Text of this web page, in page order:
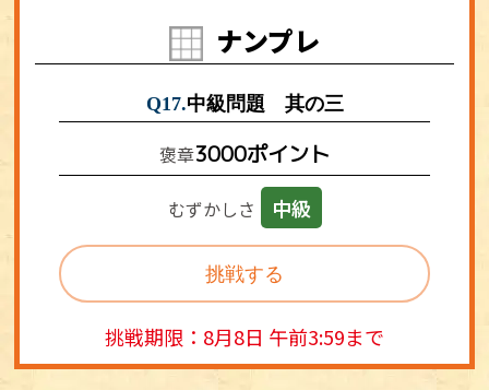
ナンプレ
Q17.中級問題 其の三
褒章3000ポイント
むずかしさ 中級
挑戦する
挑戦期限：8月8日 午前3:59まで